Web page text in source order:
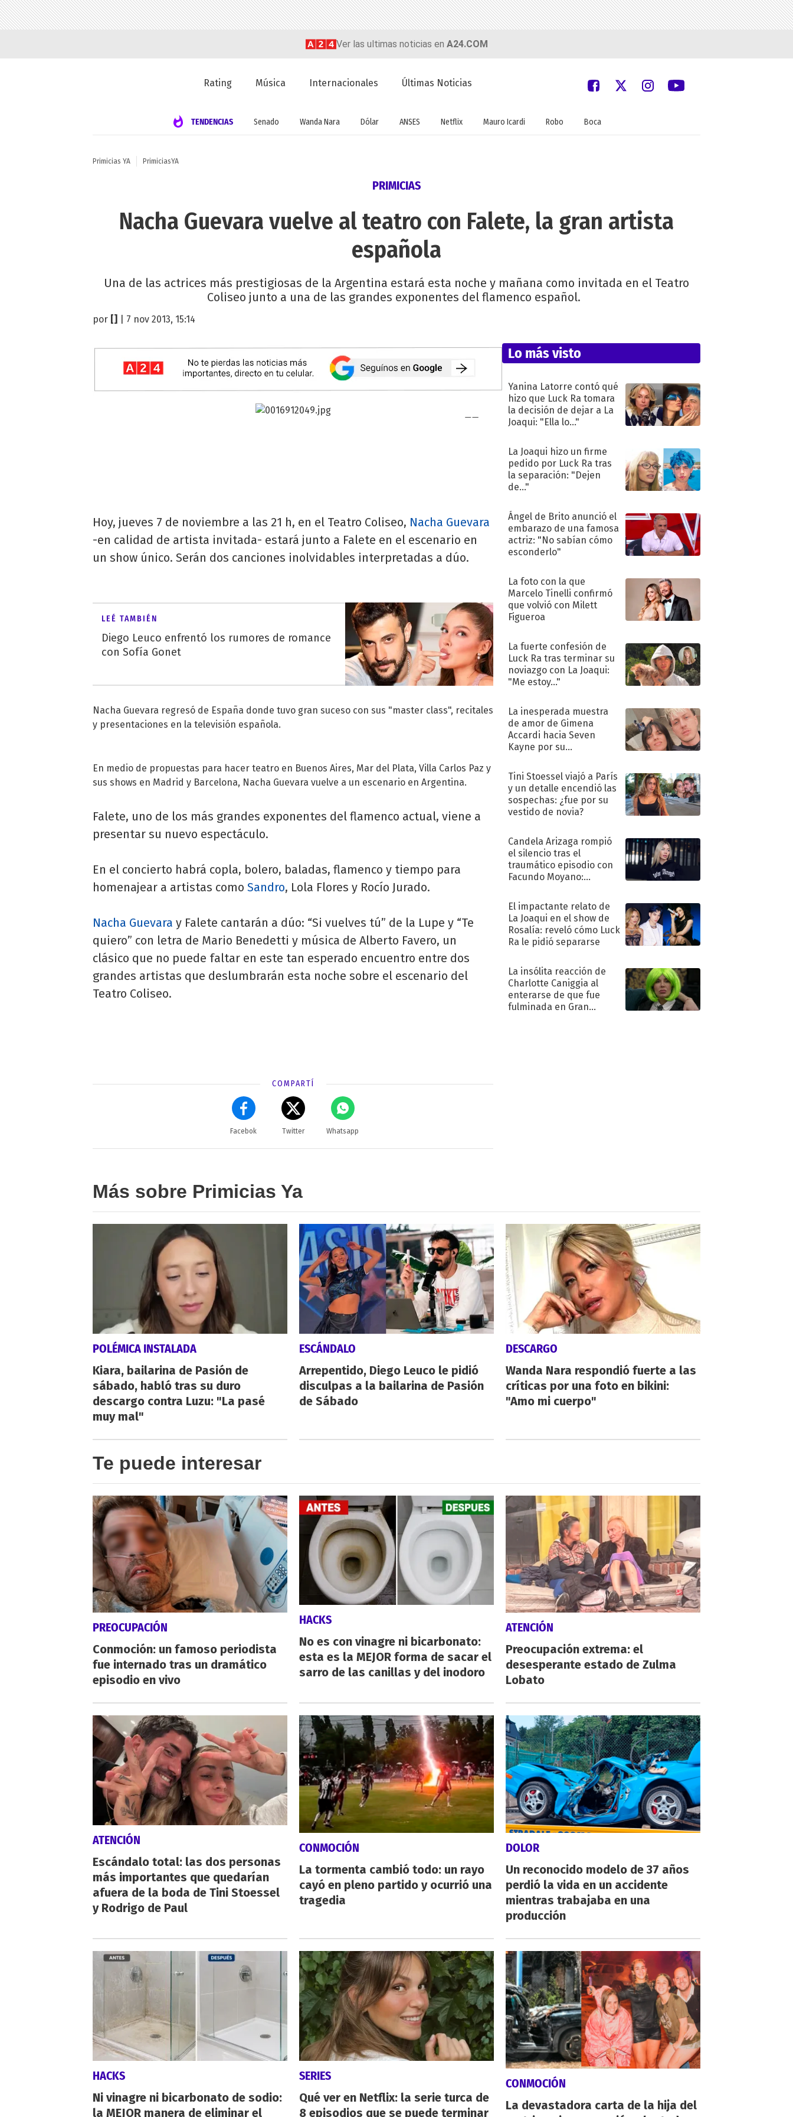
Ver las ultimas noticias en A24.COM
Rating Música Internacionales Últimas Noticias
TENDENCIAS Senado Wanda Nara Dólar ANSES Netflix Mauro Icardi Robo Boca
Primicias YA PrimiciasYA
PRIMICIAS
Nacha Guevara vuelve al teatro con Falete, la gran artista
española
Una de las actrices más prestigiosas de la Argentina estará esta noche y mañana como invitada en el Teatro
Coliseo junto a una de las grandes exponentes del flamenco español.
por | 7 nov 2013, 15:14
Hoy, jueves 7 de noviembre a las 21 h, en el Teatro Coliseo, Nacha Guevara
-en calidad de artista invitada- estará junto a Falete en el escenario en
un show único. Serán dos canciones inolvidables interpretadas a dúo.
LEÉ TAMBIÉN
Diego Leuco enfrentó los rumores de romance
con Sofía Gonet
Nacha Guevara regresó de España donde tuvo gran suceso con sus "master class", recitales
y presentaciones en la televisión española.
En medio de propuestas para hacer teatro en Buenos Aires, Mar del Plata, Villa Carlos Paz y
sus shows en Madrid y Barcelona, Nacha Guevara vuelve a un escenario en Argentina.
Falete, uno de los más grandes exponentes del flamenco actual, viene a
presentar su nuevo espectáculo.
En el concierto habrá copla, bolero, baladas, flamenco y tiempo para
homenajear a artistas como Sandro, Lola Flores y Rocío Jurado.
Nacha Guevara y Falete cantarán a dúo: “Si vuelves tú” de la Lupe y “Te
quiero” con letra de Mario Benedetti y música de Alberto Favero, un
clásico que no puede faltar en este tan esperado encuentro entre dos
grandes artistas que deslumbrarán esta noche sobre el escenario del
Teatro Coliseo.
COMPARTÍ
Facebok Twitter Whatsapp
Lo más visto
Yanina Latorre contó qué
hizo que Luck Ra tomara
la decisión de dejar a La
Joaqui: "Ella lo..."
La Joaqui hizo un firme
pedido por Luck Ra tras
la separación: "Dejen
de..."
Ángel de Brito anunció el
embarazo de una famosa
actriz: "No sabían cómo
esconderlo"
La foto con la que
Marcelo Tinelli confirmó
que volvió con Milett
Figueroa
La fuerte confesión de
Luck Ra tras terminar su
noviazgo con La Joaqui:
"Me estoy..."
La inesperada muestra
de amor de Gimena
Accardi hacia Seven
Kayne por su
Tini Stoessel viajó a París
y un detalle encendió las
sospechas: ¿fue por su
vestido de novia?
Candela Arizaga rompió
el silencio tras el
traumático episodio con
Facundo Moyano:
El impactante relato de
La Joaqui en el show de
Rosalía: reveló cómo Luck
Ra le pidió separarse
La insólita reacción de
Charlotte Caniggia al
enterarse de que fue
fulminada en Gran
Más sobre Primicias Ya
POLÉMICA INSTALADA
Kiara, bailarina de Pasión de
sábado, habló tras su duro
descargo contra Luzu: "La pasé
muy mal"
ESCÁNDALO
Arrepentido, Diego Leuco le pidió
disculpas a la bailarina de Pasión
de Sábado
DESCARGO
Wanda Nara respondió fuerte a las
críticas por una foto en bikini:
"Amo mi cuerpo"
Te puede interesar
PREOCUPACIÓN
Conmoción: un famoso periodista
fue internado tras un dramático
episodio en vivo
HACKS
No es con vinagre ni bicarbonato:
esta es la MEJOR forma de sacar el
sarro de las canillas y del inodoro
ATENCIÓN
Preocupación extrema: el
desesperante estado de Zulma
Lobato
ATENCIÓN
Escándalo total: las dos personas
más importantes que quedarían
afuera de la boda de Tini Stoessel
y Rodrigo de Paul
CONMOCIÓN
La tormenta cambió todo: un rayo
cayó en pleno partido y ocurrió una
tragedia
DOLOR
Un reconocido modelo de 37 años
perdió la vida en un accidente
mientras trabajaba en una
producción
HACKS
Ni vinagre ni bicarbonato de sodio:
la MEJOR manera de eliminar el
SERIES
Qué ver en Netflix: la serie turca de
8 episodios que se puede terminar
CONMOCIÓN
La devastadora carta de la hija del